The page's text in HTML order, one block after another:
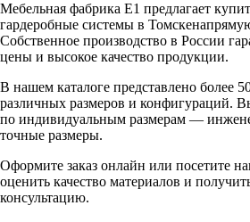
Мебельная фабрика Е1 предлагает
гардеробные системы в Томске
Собственное производство в России
цены и высокое качество продукции.
В нашем каталоге представлено более
различных размеров и конфигураций.
по индивидуальным размерам —
точные размеры.
Оформите заказ онлайн или посетите
оценить качество материалов и
консультацию.